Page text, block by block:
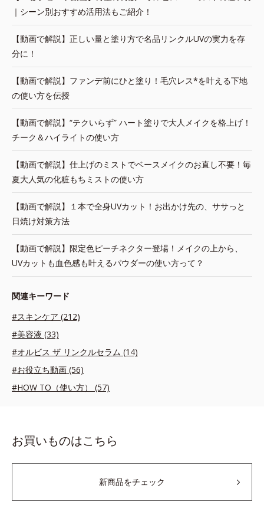
｜シーン別おすすめ活用法もご紹介！
【動画で解説】正しい量と塗り方で名品リンクルUVの実力を存
分に！
【動画で解説】ファンデ前にひと塗り！毛穴レス*を叶える下地
の使い方を伝授
【動画で解説】“テクいらず” ハート塗りで大人メイクを格上げ！
チーク＆ハイライトの使い方
【動画で解説】仕上げのミストでベースメイクのお直し不要！毎
夏大人気の化粧もちミストの使い方
【動画で解説】１本で全身UVカット！お出かけ先の、ササっと
日焼け対策方法
【動画で解説】限定色ピーチネクター登場！メイクの上から、
UVカットも血色感も叶えるパウダーの使い方って？
関連キーワード
#スキンケア (212)
#美容液 (33)
#オルビス ザ リンクルセラム (14)
#お役立ち動画 (56)
#HOW TO（使い方） (57)
お買いものはこちら
新商品をチェック